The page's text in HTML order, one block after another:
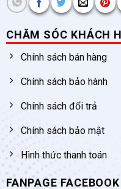
CHĂM SÓC KHÁCH
Chính sách bán hàng
Chính sách bảo hành
Chính sách đổi trả
Chính sách bảo mật
Hình thức thanh toán
FANPAGE FACEBOOK